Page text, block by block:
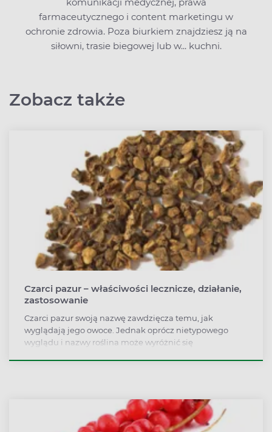
farmaceutycznego i content marketingu w
ochronie zdrowia. Poza biurkiem znajdziesz ją na
siłowni, trasie biegowej lub w... kuchni.
Zobacz także
Czarci pazur – właściwości lecznicze, działanie,
zastosowanie
Czarci pazur swoją nazwę zawdzięcza temu, jak
wyglądają jego owoce. Jednak oprócz nietypowego
wyglądu i nazwy roślina może wyróżnić się
czarci pazur? Na co pomaga? Zobacz, jak korzystać z
jego dobrodziejstw!